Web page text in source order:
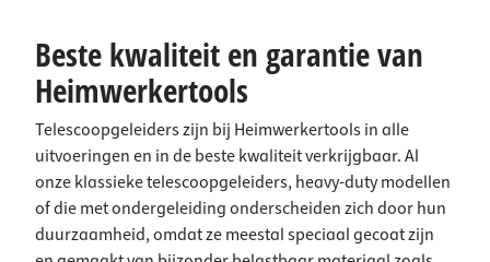
Beste kwaliteit en garantie van
Heimwerkertools
Telescoopgeleiders zijn bij Heimwerkertools in alle
uitvoeringen en in de beste kwaliteit verkrijgbaar. Al
onze klassieke telescoopgeleiders, heavy-duty modellen
of die met ondergeleiding onderscheiden zich door hun
duurzaamheid, omdat ze meestal speciaal gecoat zijn